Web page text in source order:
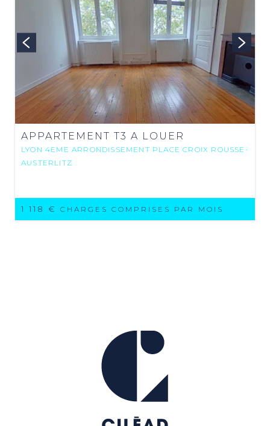
APPARTEMENT T3 A LOUER
LYON 4EME ARRONDISSEMENT PLACE CROIX ROUSSE-
AUSTERLITZ
1 118 € CHARGES COMPRISES PAR MOIS